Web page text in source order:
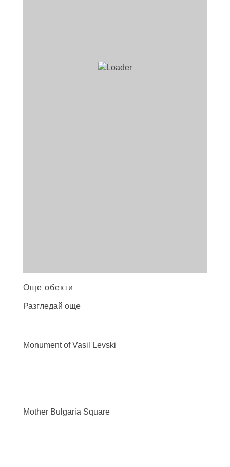
Още обекти
Разгледай още
Monument of Vasil Levski
Mother Bulgaria Square